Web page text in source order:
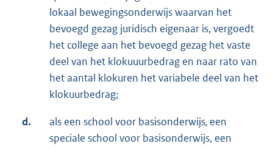
lokaal bewegingsonderwijs waarvan het
bevoegd gezag juridisch eigenaar is, vergoedt
het college aan het bevoegd gezag het vaste
deel van het klokuuurbedrag en naar rato van
het aantal klokuren het variabele deel van het
klokuurbedrag;
d. als een school voor basisonderwijs, een
speciale school voor basisonderwijs, een